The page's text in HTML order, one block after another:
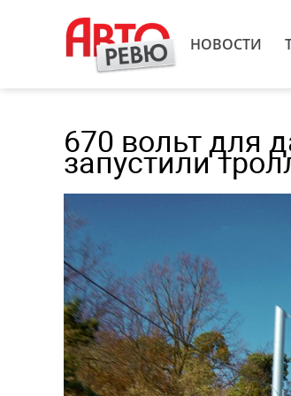
НОВОСТИ
670 вольт для
запустили